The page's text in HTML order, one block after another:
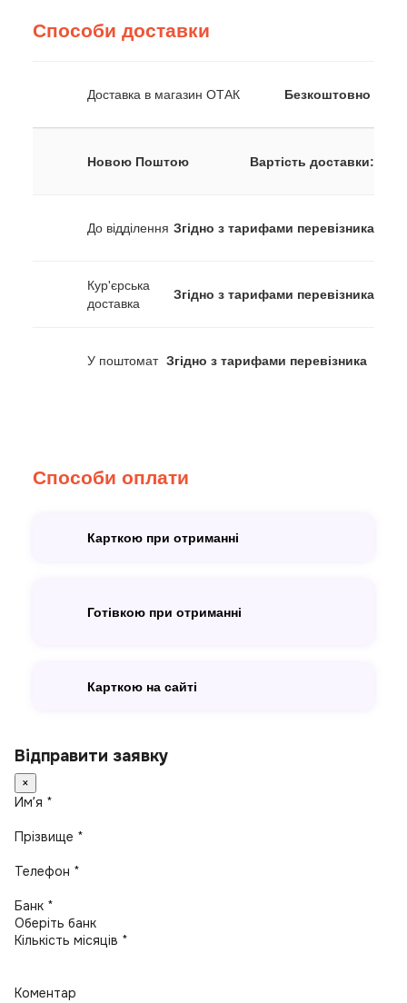
Способи доставки
Доставка в магазин ОТАК Безкоштовно
Новою Поштою Вартість доставки:
До відділення Згідно з тарифами перевізника
Кур'єрська
доставка
Згідно з тарифами перевізника
У поштомат Згідно з тарифами перевізника
Способи оплати
Карткою при отриманні
Готівкою при отриманні
Карткою на сайті
Відправити заявку
×
Имʼя *
Прізвище *
Телефон *
Банк *
Кількість місяців *
Коментар